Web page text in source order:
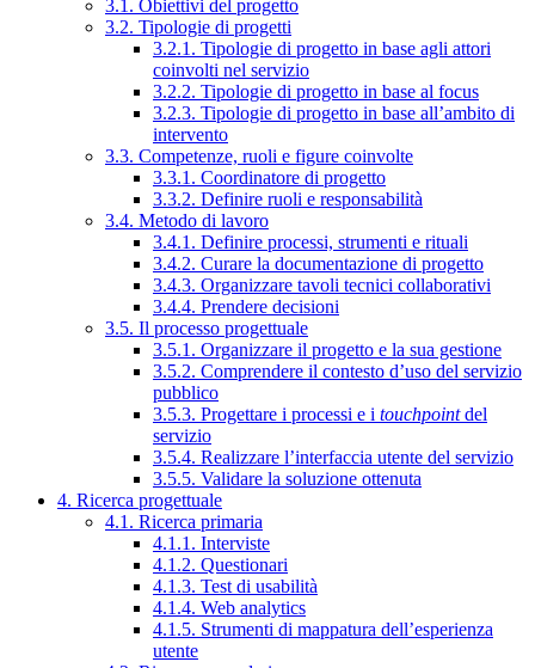
3.1. Obiettivi del progetto
3.2. Tipologie di progetti
3.2.1. Tipologie di progetto in base agli attori
coinvolti nel servizio
3.2.2. Tipologie di progetto in base al focus
3.2.3. Tipologie di progetto in base all’ambito di
intervento
3.3. Competenze, ruoli e figure coinvolte
3.3.1. Coordinatore di progetto
3.3.2. Definire ruoli e responsabilità
3.4. Metodo di lavoro
3.4.1. Definire processi, strumenti e rituali
3.4.2. Curare la documentazione di progetto
3.4.3. Organizzare tavoli tecnici collaborativi
3.4.4. Prendere decisioni
3.5. Il processo progettuale
3.5.1. Organizzare il progetto e la sua gestione
3.5.2. Comprendere il contesto d’uso del servizio
pubblico
3.5.3. Progettare i processi e i touchpointdel
servizio
3.5.4. Realizzare l’interfaccia utente del servizio
3.5.5. Validare la soluzione ottenuta
4. Ricerca progettuale
4.1. Ricerca primaria
4.1.1. Interviste
4.1.2. Questionari
4.1.3. Test di usabilità
4.1.4. Web analytics
4.1.5. Strumenti di mappatura dell’esperienza
utente